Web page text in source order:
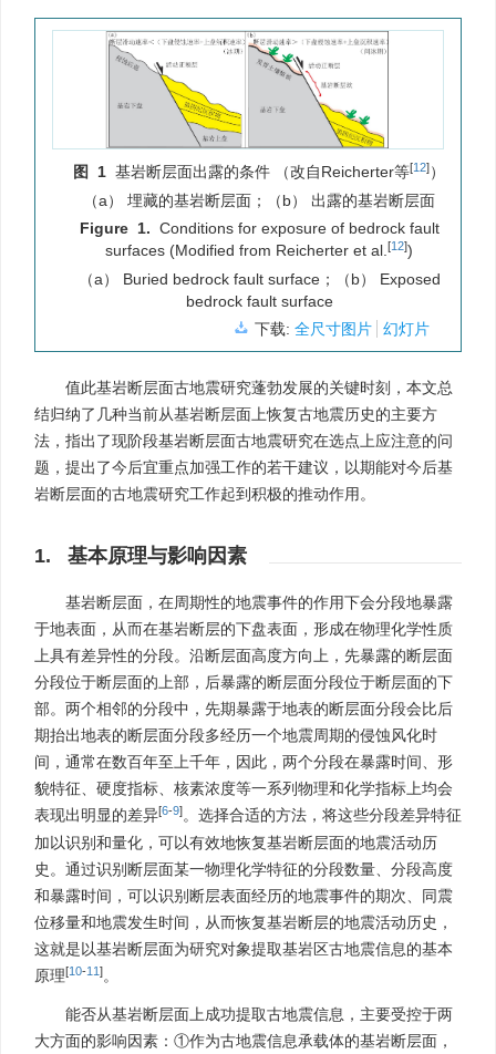
图 1 基岩断层面出露的条件 （改自Reicherter等[12] ）
（a） 埋藏的基岩断层面；（b） 出露的基岩断层面
Figure 1. Conditions for exposure of bedrock fault
surfaces (Modified from Reicherter et al.[12])
（a） Buried bedrock fault surface；（b） Exposed
bedrock fault surface
下载: 全尺寸图片 幻灯片
值此基岩断层面古地震研究蓬勃发展的关键时刻，本文总
结归纳了几种当前从基岩断层面上恢复古地震历史的主要方
法，指出了现阶段基岩断层面古地震研究在选点上应注意的问
题，提出了今后宜重点加强工作的若干建议，以期能对今后基
岩断层面的古地震研究工作起到积极的推动作用。
1. 基本原理与影响因素
基岩断层面，在周期性的地震事件的作用下会分段地暴露
于地表面，从而在基岩断层的下盘表面，形成在物理化学性质
上具有差异性的分段。沿断层面高度方向上，先暴露的断层面
分段位于断层面的上部，后暴露的断层面分段位于断层面的下
部。两个相邻的分段中，先期暴露于地表的断层面分段会比后
期抬出地表的断层面分段多经历一个地震周期的侵蚀风化时
间，通常在数百年至上千年，因此，两个分段在暴露时间、形
貌特征、硬度指标、核素浓度等一系列物理和化学指标上均会
表现出明显的差异[6-9]。选择合适的方法，将这些分段差异特征
加以识别和量化，可以有效地恢复基岩断层面的地震活动历
史。通过识别断层面某一物理化学特征的分段数量、分段高度
和暴露时间，可以识别断层表面经历的地震事件的期次、同震
位移量和地震发生时间，从而恢复基岩断层的地震活动历史，
这就是以基岩断层面为研究对象提取基岩区古地震信息的基本
原理[10-11 ]。
能否从基岩断层面上成功提取古地震信息，主要受控于两
大方面的影响因素：①作为古地震信息承载体的基岩断层面，